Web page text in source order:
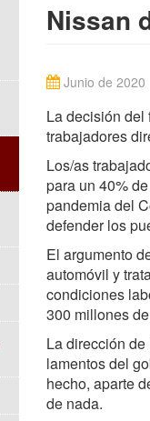
Nissan
Junio de 2020
La decisión del
trabajadores
Los/as
para un 40%
pandemia del
defender los
El argumento
automóvil y
condiciones
300 millones
La dirección
lamentos del
hecho, aparte
de nada.